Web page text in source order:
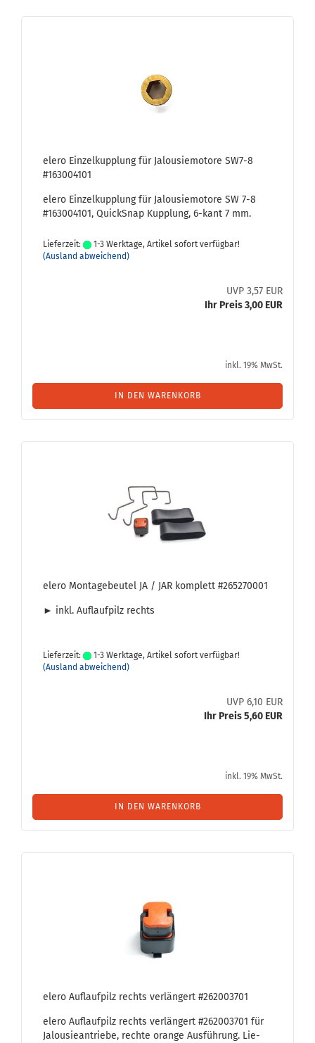
elero Ein­zel­kupp­lung für Ja­lou­sie­mo­to­re SW7-8
#163004101
elero Ein­zel­kupp­lung für Ja­lou­sie­mo­to­re SW 7-8
#163004101, QuickS­nap Kupp­lung, 6-​kant 7 mm.
Lieferzeit:
1-3 Werktage, Artikel sofort verfügbar!
(Ausland abweichend)
UVP 3,57 EUR
Ihr Preis 3,00 EUR
inkl. 19% MwSt.
IN DEN WARENKORB
elero Mon­ta­ge­beu­tel JA / JAR kom­plett #265270001
► inkl. Auf­lauf­pilz rechts
Lieferzeit:
1-3 Werktage, Artikel sofort verfügbar!
(Ausland abweichend)
UVP 6,10 EUR
Ihr Preis 5,60 EUR
inkl. 19% MwSt.
IN DEN WARENKORB
elero Auf­lauf­pilz rechts ver­län­gert #262003701
elero Auf­lauf­pilz rechts ver­län­gert #262003701 für
Ja­lou­sie­an­trie­be, rech­te oran­ge Aus­füh­rung. Lie­